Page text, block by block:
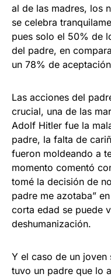
al de las madres, los
se celebra
pues solo el 50% de
del padre, en
un 78% de
Las acciones del
crucial, una de las
Adolf Hitler fue la
padre, la falta de
fueron moldeando a
momento comentó
tomé la decisión de
padre me azotaba”
corta edad se puede
deshumanización.
Y el caso de un
tuvo un padre que lo